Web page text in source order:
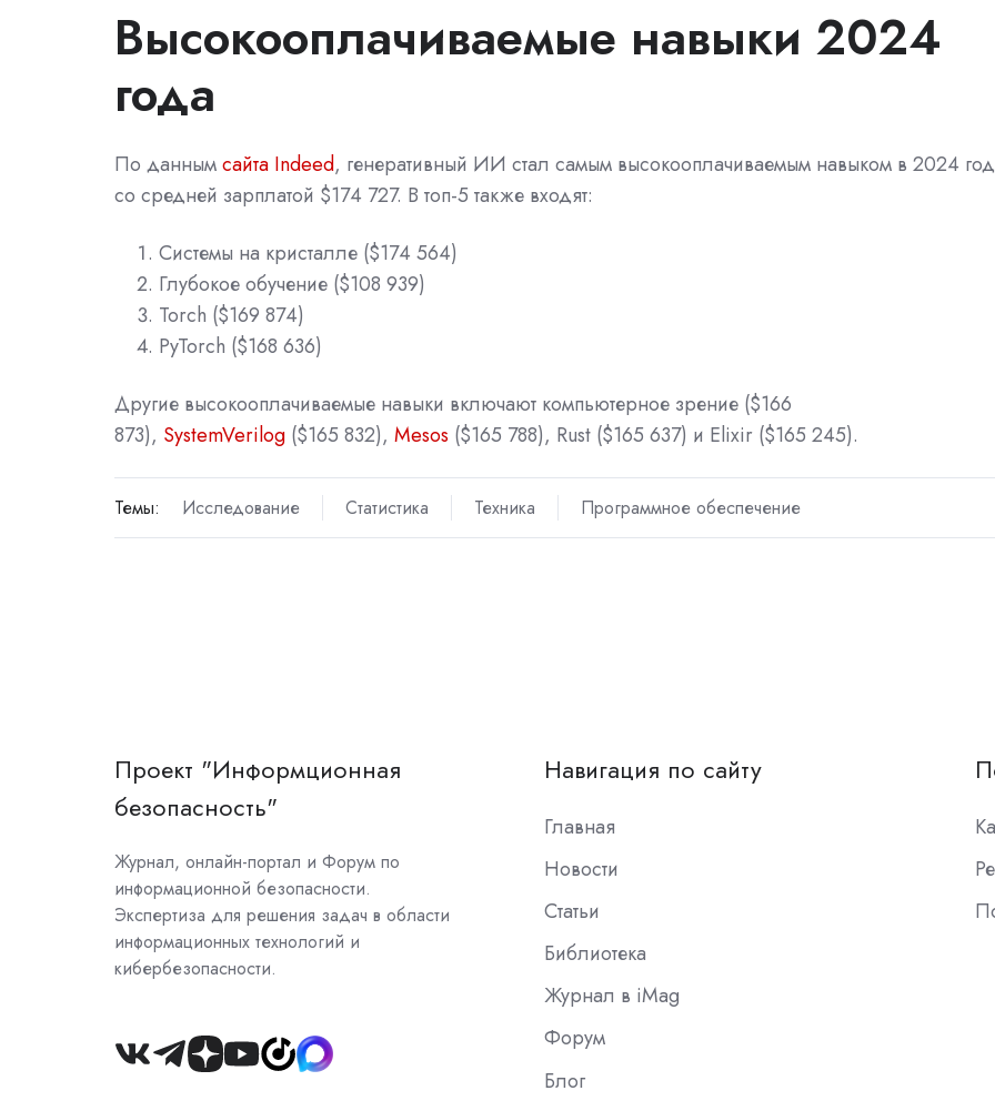
Высокооплачиваемые навыки 2024
года
По даннымсайта Indeed, генеративный ИИ стал самым высокооплачиваемым навыком в 2024
со средней зарплатой $174 727. В топ-5 также входят:
Системы на кристалле ($174 564)
Глубокое обучение ($108 939)
Torch ($169 874)
PyTorch ($168 636)
Другие высокооплачиваемые навыки включают компьютерное зрение ($166
873), SystemVerilog ($165 832), Mesos ($165 788), Rust ($165 637) и Elixir ($165 245).
Темы: Исследование Статистика Техника Программное обеспечение
Проект "Информционная
безопасность"
Журнал, онлайн-портал и Форум по
информационной безопасности.
Экспертиза для решения задач в области
информационных технологий и
кибербезопасности.
Join
Навигация по сайту
Главная
Новости
Статьи
Библиотека
Журнал в iMag
Форум
Блог